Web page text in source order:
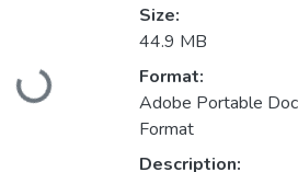
Loading...
Size:
44.9 MB
Format:
Adobe Portable
Format
Description: